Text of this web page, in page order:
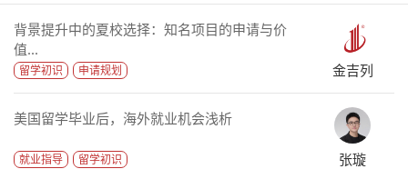
背景提升中的夏校选择：知名项目的申请与价
值...
留学初识 申请规划 金吉列
美国留学毕业后，海外就业机会浅析
就业指导 留学初识 张璇